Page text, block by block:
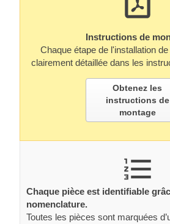
Instructions de
Chaque étape de l'installation
clairement détaillée dans les
Obtenez les
instructions de
montage
Chaque pièce est identifiable
nomenclature.
Toutes les pièces sont marquées